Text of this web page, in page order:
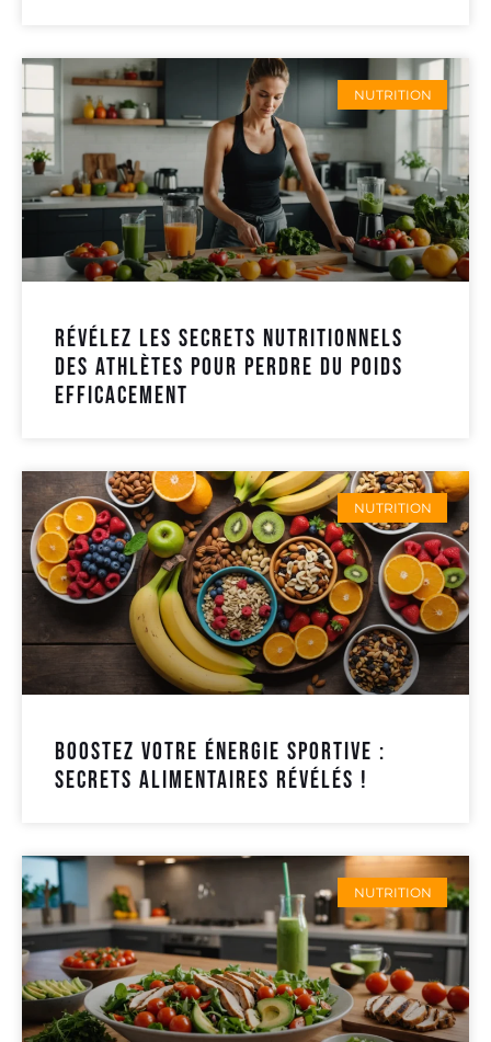
NUTRITION
Révélez les secrets nutritionnels
des athlètes pour perdre du poids
efficacement
NUTRITION
Boostez votre énergie sportive :
secrets alimentaires révélés !
NUTRITION